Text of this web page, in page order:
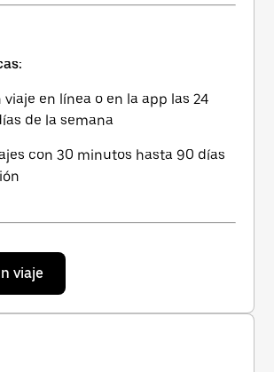
en línea o en la app las 24
de la semana
con 30 minutos hasta 90 días
viaje